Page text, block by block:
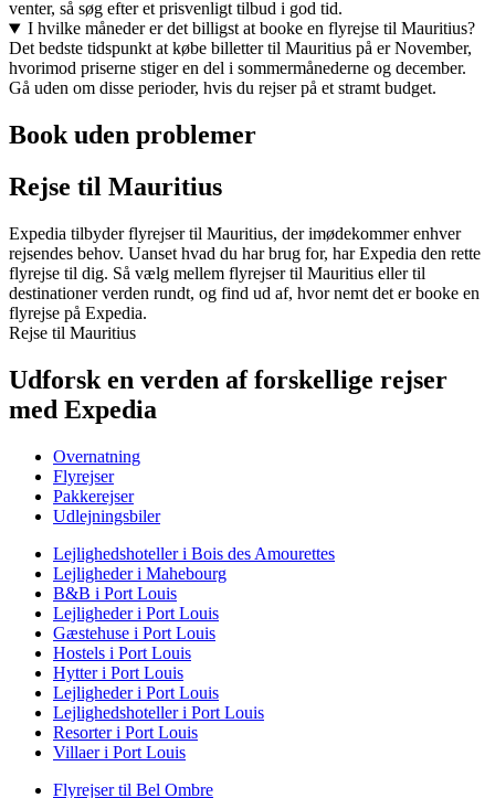
venter, så søg efter et prisvenligt tilbud i god tid.
I hvilke måneder er det billigst at booke en flyrejse til Mauritius?
Det bedste tidspunkt at købe billetter til Mauritius på er November,
hvorimod priserne stiger en del i sommermånederne og december.
Gå uden om disse perioder, hvis du rejser på et stramt budget.
Book uden problemer
Rejse til Mauritius
Expedia tilbyder flyrejser til Mauritius, der imødekommer enhver
rejsendes behov. Uanset hvad du har brug for, har Expedia den rette
flyrejse til dig. Så vælg mellem flyrejser til Mauritius eller til
destinationer verden rundt, og find ud af, hvor nemt det er booke en
flyrejse på Expedia.
Rejse til Mauritius
Udforsk en verden af forskellige rejser
med Expedia
Overnatning
Flyrejser
Pakkerejser
Udlejningsbiler
Lejlighedshoteller i Bois des Amourettes
Lejligheder i Mahebourg
B&B i Port Louis
Lejligheder i Port Louis
Gæstehuse i Port Louis
Hostels i Port Louis
Hytter i Port Louis
Lejligheder i Port Louis
Lejlighedshoteller i Port Louis
Resorter i Port Louis
Villaer i Port Louis
Flyrejser til Bel Ombre